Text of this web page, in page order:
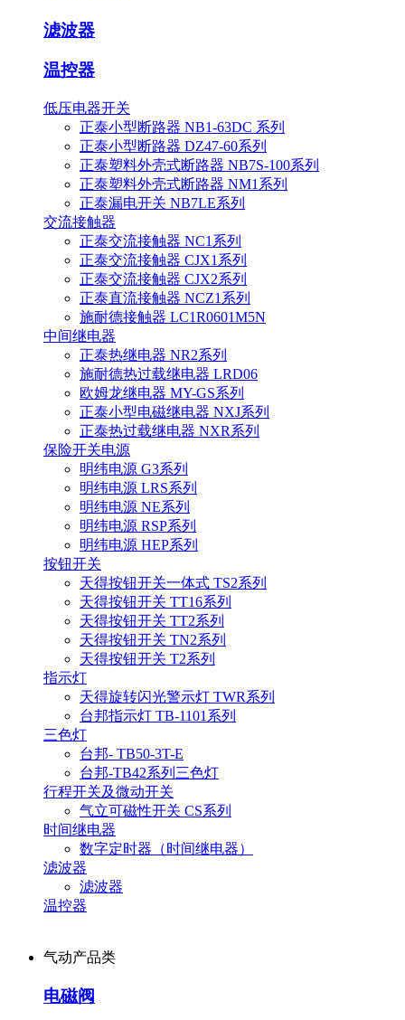
滤波器
温控器
低压电器开关
正泰小型断路器 NB1-63DC 系列
正泰小型断路器 DZ47-60系列
正泰塑料外壳式断路器 NB7S-100系列
正泰塑料外壳式断路器 NM1系列
正泰漏电开关 NB7LE系列
交流接触器
正泰交流接触器 NC1系列
正泰交流接触器 CJX1系列
正泰交流接触器 CJX2系列
正泰直流接触器 NCZ1系列
施耐德接触器 LC1R0601M5N
中间继电器
正泰热继电器 NR2系列
施耐德热过载继电器 LRD06
欧姆龙继电器 MY-GS系列
正泰小型电磁继电器 NXJ系列
正泰热过载继电器 NXR系列
保险开关电源
明纬电源 G3系列
明纬电源 LRS系列
明纬电源 NE系列
明纬电源 RSP系列
明纬电源 HEP系列
按钮开关
天得按钮开关一体式 TS2系列
天得按钮开关 TT16系列
天得按钮开关 TT2系列
天得按钮开关 TN2系列
天得按钮开关 T2系列
指示灯
天得旋转闪光警示灯 TWR系列
台邦指示灯 TB-1101系列
三色灯
台邦- TB50-3T-E
台邦-TB42系列三色灯
行程开关及微动开关
气立可磁性开关 CS系列
时间继电器
数字定时器（时间继电器）
滤波器
滤波器
温控器
气动产品类
电磁阀